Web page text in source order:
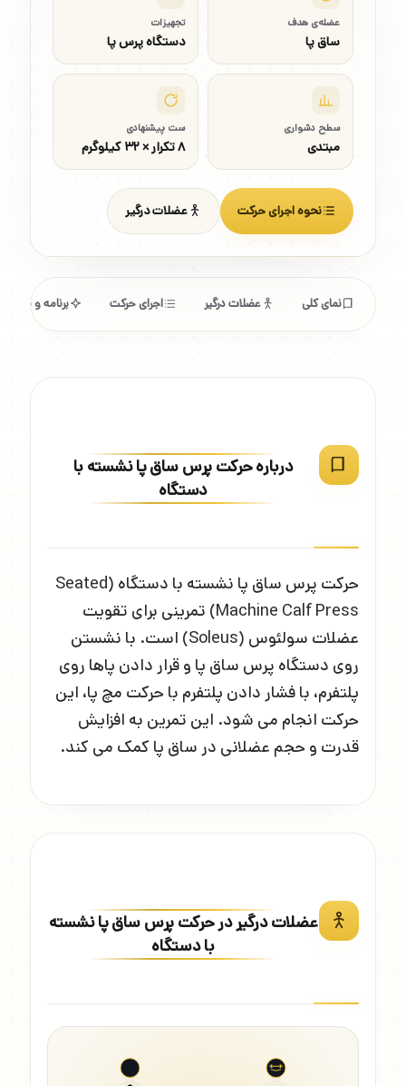
عضله‌ی هدف
ساق پا
تجهیزات
دستگاه پرس پا
سطح دشواری
مبتدی
ست پیشنهادی
۸ تکرار × ۳۲ کیلوگرم
نحوه اجرای حرکت عضلات درگیر
نمای کلی عضلات درگیر اجرای حرکت برنامه و
درباره حرکت پرس ساق پا نشسته با
دستگاه
حرکت پرس ساق پا نشسته با دستگاه (Seated
Machine Calf Press) تمرینی برای تقویت
عضلات سولئوس (Soleus) است. با نشستن
روی دستگاه پرس ساق پا و قرار دادن پاها روی
پلتفرم، با فشار دادن پلتفرم با حرکت مچ پا، این
حرکت انجام می شود. این تمرین به افزایش
قدرت و حجم عضلانی در ساق پا کمک می کند.
عضلات درگیر در حرکت پرس ساق پا نشسته
با دستگاه